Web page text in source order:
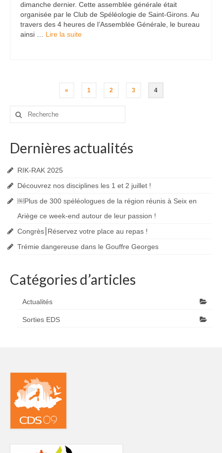
dimanche dernier. Cette assemblée générale était
organisée par le Club de Spéléologie de Saint-Girons. Au
travers des 4 heures de l’Assemblée Générale, le bureau
ainsi … Lire la suite­­
Navigation
des
articles
« 1 2 3 4
Rechercher
Dernières actualités
RIK-RAK 2025
Découvrez nos disciplines les 1 et 2 juillet !
￼Plus de 300 spéléologues de la région réunis à Seix en
Ariège ce week-end autour de leur passion !
Congrès⎮Réservez votre place au repas !
Trémie dangereuse dans le Gouffre Georges
Catégories d’articles
Actualités
Sorties EDS